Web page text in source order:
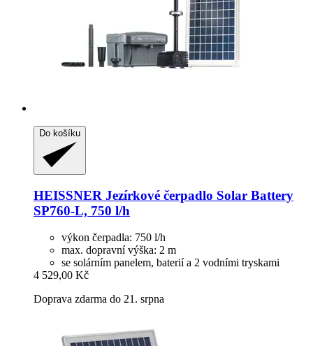
Do košíku
HEISSNER Jezírkové čerpadlo Solar Battery
SP760-​L, 750 l/h
výkon čerpadla: 750 l/h
max. dopravní výška: 2 m
se solárním panelem, baterií a 2 vodními tryskami
4 529,00 Kč
Doprava zdarma do 21. srpna